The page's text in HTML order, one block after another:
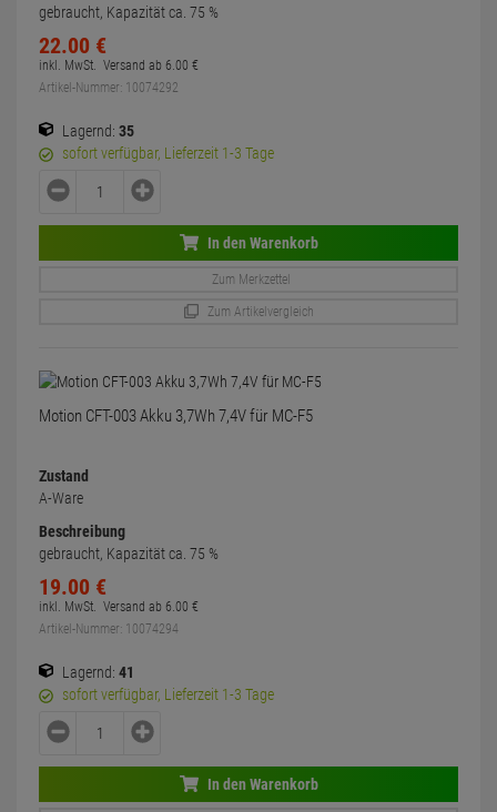
gebraucht, Kapazität ca. 75 %
22.00 €
inkl. MwSt. Versand ab 6.00 €
Artikel-Nummer: 10074292
Lagernd: 35
sofort verfügbar, Lieferzeit 1-3 Tage
In den Warenkorb
Zum Merkzettel
Zum Artikelvergleich
Motion CFT-003 Akku 3,7Wh 7,4V für MC-F5
Zustand
A-Ware
Beschreibung
gebraucht, Kapazität ca. 75 %
19.00 €
inkl. MwSt. Versand ab 6.00 €
Artikel-Nummer: 10074294
Lagernd: 41
sofort verfügbar, Lieferzeit 1-3 Tage
In den Warenkorb